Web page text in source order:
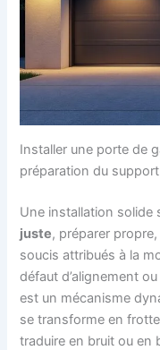
Installer une porte de
préparation du
Une installation solide
juste, préparer
soucis attribués à la
défaut d’alignement
est un mécanisme
se transforme en
traduire en bruit ou en